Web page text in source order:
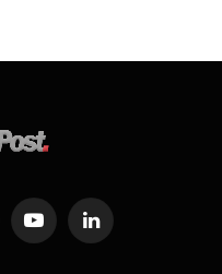
YouTubeLinkedIn